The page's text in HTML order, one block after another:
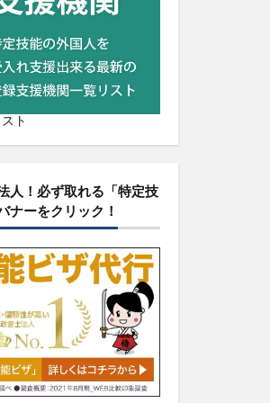
ト
人！必ず取れる「特定技
ナーをクリック！